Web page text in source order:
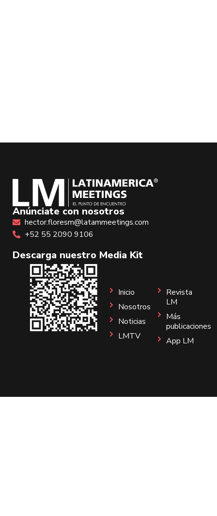
Anúnciate con nosotros
hector.floresm@latammeetings.com
+52 55 2090 9106
Descarga nuestro Media Kit
Inicio
Nosotros
Noticias
LMTV
Revista
LM
Más
publicaciones
App LM